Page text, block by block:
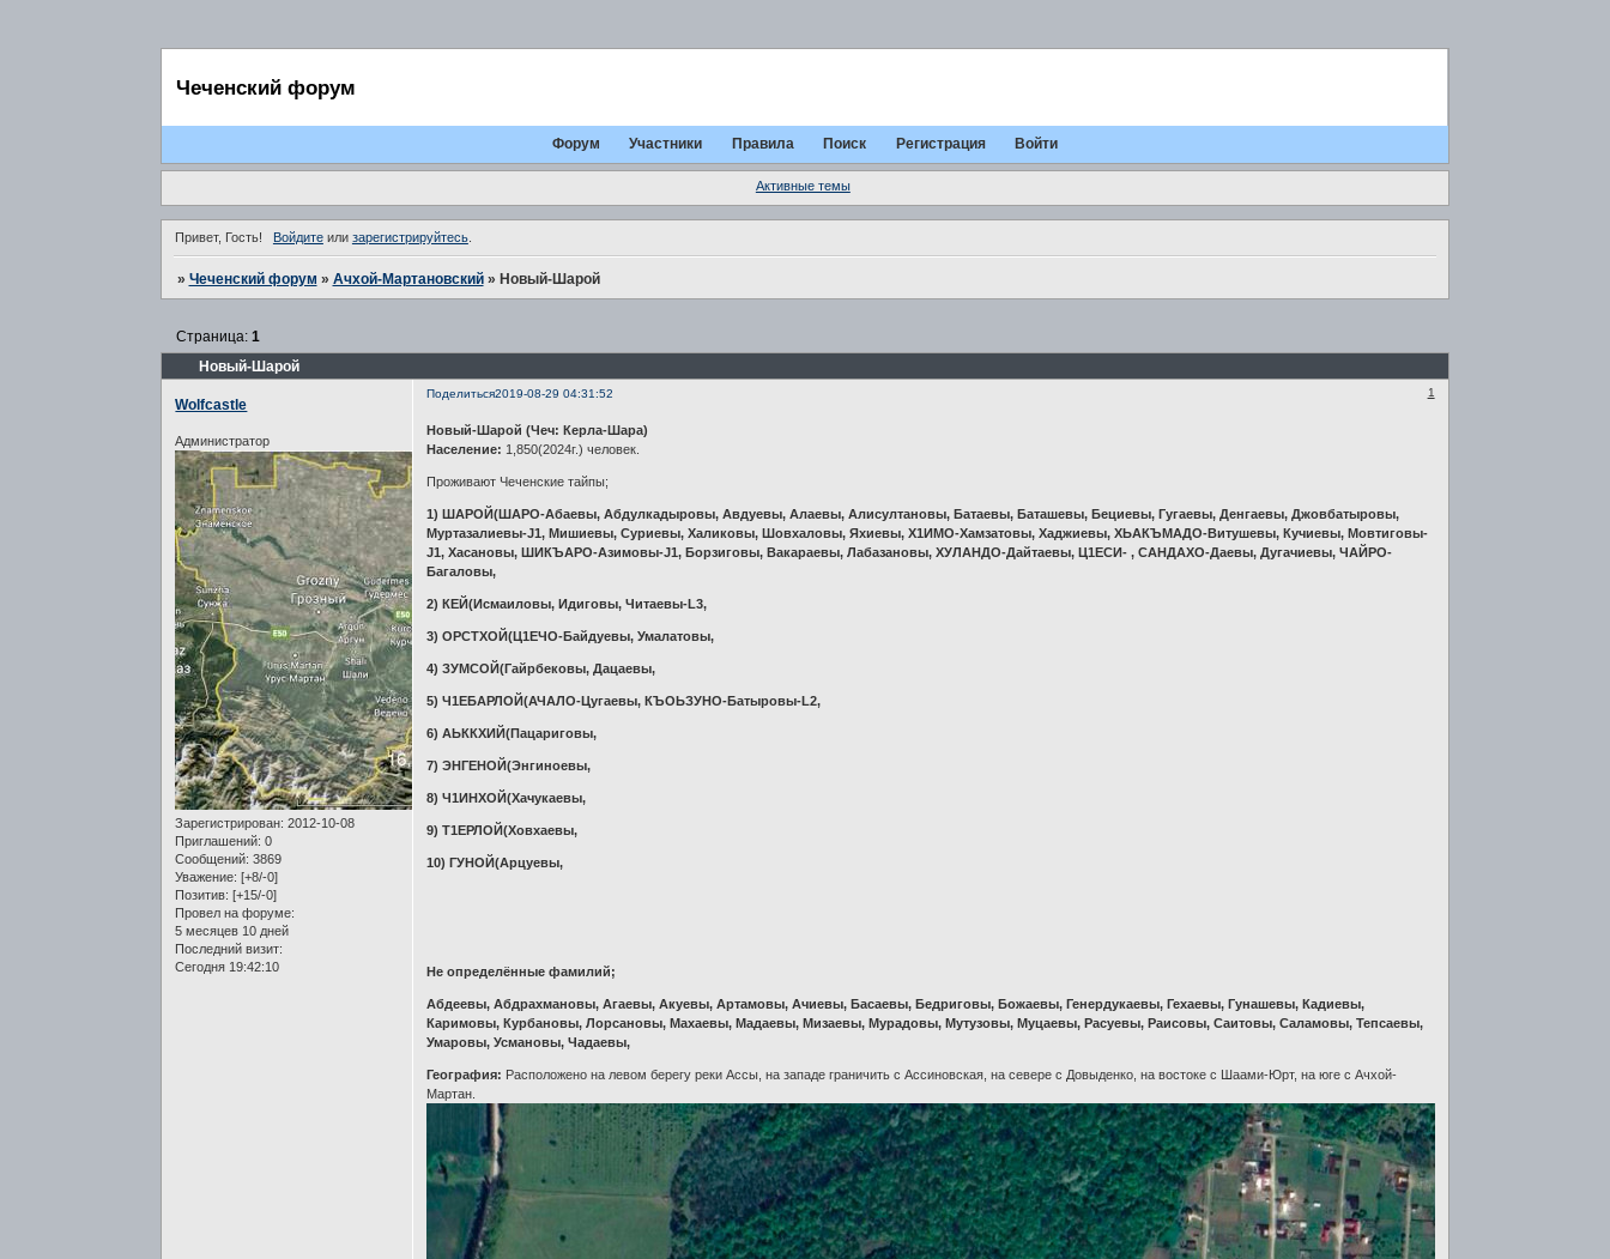
Чеченский форум
Форум Участники Правила Поиск Регистрация Войти
Активные темы
Привет, Гость! Войдитеили зарегистрируйтесь.
» Чеченский форум » Ачхой-Мартановский » Новый-Шарой
Новый-Шарой
Страница: 1
Поделиться 1
2019-08-29 04:31:52
Wolfcastle
Администратор
Зарегистрирован: 2012-10-08
Приглашений: 0
Сообщений: 3869
Уважение: [+8/-0]
Позитив: [+15/-0]
Провел на форуме:
5 месяцев 10 дней
Последний визит:
Сегодня 19:42:10
Новый-Шарой (Чеч: Керла-Шара)
Население: 1,850(2024г.) человек.
Проживают Чеченские тайпы;
1) ШАРОЙ(ШАРО-Абаевы, Абдулкадыровы, Авдуевы, Алаевы, Алисултановы, Батаевы, Баташевы, Бециевы, Гугаевы, Денгаевы, Джовбатыровы,
Муртазалиевы-J1, Мишиевы, Суриевы, Халиковы, Шовхаловы, Яхиевы, Х1ИМО-Хамзатовы, Хаджиевы, ХЬАКЪМАДО-Витушевы, Кучиевы, Мовтиговы-
J1, Хасановы, ШИКЪАРО-Азимовы-J1, Борзиговы, Вакараевы, Лабазановы, ХУЛАНДО-Дайтаевы, Ц1ЕСИ- , САНДАХО-Даевы, Дугачиевы, ЧАЙРО-
Багаловы,
2) КЕЙ(Исмаиловы, Идиговы, Читаевы-L3,
3) ОРСТХОЙ(Ц1ЕЧО-Байдуевы, Умалатовы,
4) ЗУМСОЙ(Гайрбековы, Дацаевы,
5) Ч1ЕБАРЛОЙ(АЧАЛО-Цугаевы, КЪОЬЗУНО-Батыровы-L2,
6) АЬККХИЙ(Пацариговы,
7) ЭНГЕНОЙ(Энгиноевы,
8) Ч1ИНХОЙ(Хачукаевы,
9) Т1ЕРЛОЙ(Ховхаевы,
10) ГУНОЙ(Арцуевы,
Не определённые фамилий;
Абдеевы, Абдрахмановы, Агаевы, Акуевы, Артамовы, Ачиевы, Басаевы, Бедриговы, Божаевы, Генердукаевы, Гехаевы, Гунашевы, Кадиевы,
Каримовы, Курбановы, Лорсановы, Махаевы, Мадаевы, Мизаевы, Мурадовы, Мутузовы, Муцаевы, Расуевы, Раисовы, Саитовы, Саламовы, Тепсаевы,
Умаровы, Усмановы, Чадаевы,
География: Расположено на левом берегу реки Ассы, на западе граничить с Ассиновская, на севере с Довыденко, на востоке с Шаами-Юрт, на юге с Ачхой-
Мартан.